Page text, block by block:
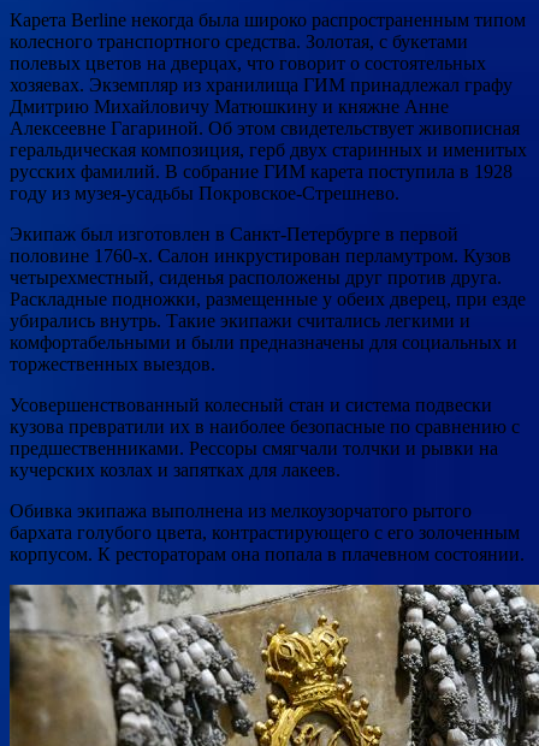
Карета Berline некогда была широко распространенным типом
колесного транспортного средства. Золотая, с букетами
полевых цветов на дверцах, что говорит о состоятельных
хозяевах. Экземпляр из хранилища ГИМ принадлежал графу
Дмитрию Михайловичу Матюшкину и княжне Анне
Алексеевне Гагариной. Об этом свидетельствует живописная
геральдическая композиция, герб двух старинных и именитых
русских фамилий. В собрание ГИМ карета поступила в 1928
году из музея-усадьбы Покровское-Стрешнево.
Экипаж был изготовлен в Санкт-Петербурге в первой
половине 1760-х. Салон инкрустирован перламутром. Кузов
четырехместный, сиденья расположены друг против друга.
Раскладные подножки, размещенные у обеих дверец, при езде
убирались внутрь. Такие экипажи считались легкими и
комфортабельными и были предназначены для социальных и
торжественных выездов.
Усовершенствованный колесный стан и система подвески
кузова превратили их в наиболее безопасные по сравнению с
предшественниками. Рессоры смягчали толчки и рывки на
кучерских козлах и запятках для лакеев.
Обивка экипажа выполнена из мелкоузорчатого рытого
бархата голубого цвета, контрастирующего с его золоченным
корпусом. К рестораторам она попала в плачевном состоянии.